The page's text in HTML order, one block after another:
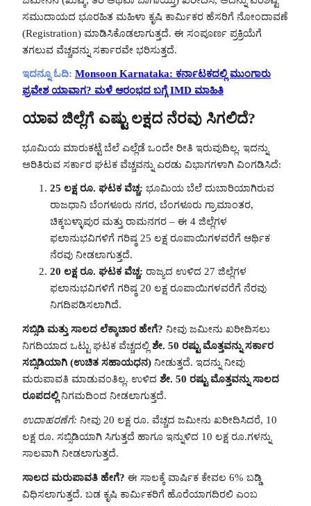
ಸಮುದಾಯದ ಭೂರಹಿತ ಮಹಿಳಾ ಕೃಷಿ ಕಾರ್ಮಿಕರ ಹೆಸರಿಗೆ ನೋಂದಾವಣೆ
(Registration) ಮಾಡಿಸಿಕೊಡಲಾಗುತ್ತದೆ. ಈ ಸಂಪೂರ್ಣ ಪ್ರಕ್ರಿಯೆಗೆ
ತಗಲುವ ವೆಚ್ಚವನ್ನು ಸರ್ಕಾರವೇ ಭರಿಸುತ್ತದೆ.
ಇದನ್ನೂ ಓದಿ: Monsoon Karnataka: ಕರ್ನಾಟಕದಲ್ಲಿ ಮುಂಗಾರು
ಪ್ರವೇಶ ಯಾವಾಗ? ಮಳೆ ಆರಂಭದ ಬಗ್ಗೆ IMD ಮಾಹಿತಿ
ಯಾವ ಜಿಲ್ಲೆಗೆ ಎಷ್ಟು ಲಕ್ಷದ ನೆರವು ಸಿಗಲಿದೆ?
ಭೂಮಿಯ ಮಾರುಕಟ್ಟೆ ಬೆಲೆ ಎಲ್ಲೆಡೆ ಒಂದೇ ರೀತಿ ಇರುವುದಿಲ್ಲ. ಇದನ್ನು
ಅರಿತಿರುವ ಸರ್ಕಾರ ಘಟಕ ವೆಚ್ಚವನ್ನು ಎರಡು ವಿಭಾಗಗಳಾಗಿ ವಿಂಗಡಿಸಿದೆ:
25 ಲಕ್ಷ ರೂ. ಘಟಕ ವೆಚ್ಚ: ಭೂಮಿಯ ಬೆಲೆ ದುಬಾರಿಯಾಗಿರುವ
ರಾಜಧಾನಿ ಬೆಂಗಳೂರು ನಗರ, ಬೆಂಗಳೂರು ಗ್ರಾಮಾಂತರ,
ಚಿಕ್ಕಬಳ್ಳಾಪುರ ಮತ್ತು ರಾಮನಗರ – ಈ 4 ಜಿಲ್ಲೆಗಳ
ಫಲಾನುಭವಿಗಳಿಗೆ ಗರಿಷ್ಠ 25 ಲಕ್ಷ ರೂಪಾಯಿಗಳವರೆಗೆ ಆರ್ಥಿಕ
ನೆರವು ನೀಡಲಾಗುತ್ತದೆ.
20 ಲಕ್ಷ ರೂ. ಘಟಕ ವೆಚ್ಚ: ರಾಜ್ಯದ ಉಳಿದ 27 ಜಿಲ್ಲೆಗಳ
ಫಲಾನುಭವಿಗಳಿಗೆ ಗರಿಷ್ಠ 20 ಲಕ್ಷ ರೂಪಾಯಿಗಳವರೆಗೆ ನೆರವು
ನಿಗದಿಪಡಿಸಲಾಗಿದೆ.
ಸಬ್ಸಿಡಿ ಮತ್ತು ಸಾಲದ ಲೆಕ್ಕಾಚಾರ ಹೇಗೆ? ನೀವು ಜಮೀನು ಖರೀದಿಸಲು
ನಿಗದಿಯಾದ ಒಟ್ಟು ಘಟಕ ವೆಚ್ಚದಲ್ಲಿ ಶೇ. 50 ರಷ್ಟು ಮೊತ್ತವನ್ನು ಸರ್ಕಾರ
ಸಬ್ಸಿಡಿಯಾಗಿ (ಉಚಿತ ಸಹಾಯಧನ) ನೀಡುತ್ತದೆ. ಇದನ್ನು ನೀವು
ಮರುಪಾವತಿ ಮಾಡುವಂತಿಲ್ಲ. ಉಳಿದ ಶೇ. 50 ರಷ್ಟು ಮೊತ್ತವನ್ನು ಸಾಲದ
ರೂಪದಲ್ಲಿ ನಿಗಮದಿಂದ ನೀಡಲಾಗುತ್ತದೆ.
ಉದಾಹರಣೆಗೆ: ನೀವು 20 ಲಕ್ಷ ರೂ. ವೆಚ್ಚದ ಜಮೀನು ಖರೀದಿಸಿದರೆ, 10
ಲಕ್ಷ ರೂ. ಸಬ್ಸಿಡಿಯಾಗಿ ಸಿಗುತ್ತದೆ ಹಾಗೂ ಇನ್ನುಳಿದ 10 ಲಕ್ಷ ರೂ.ಗಳನ್ನು
ಸಾಲವಾಗಿ ನೀಡಲಾಗುತ್ತದೆ.
ಸಾಲದ ಮರುಪಾವತಿ ಹೇಗೆ? ಈ ಸಾಲಕ್ಕೆ ವಾರ್ಷಿಕ ಕೇವಲ 6% ಬಡ್ಡಿ
ವಿಧಿಸಲಾಗುತ್ತದೆ. ಬಡ ಕೃಷಿ ಕಾರ್ಮಿಕರಿಗೆ ಹೊರೆಯಾಗದಿರಲಿ ಎಂಬ